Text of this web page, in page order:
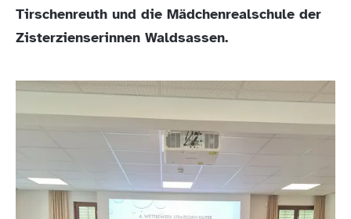
Tirschenreuth und die Mädchenrealschule der
Zisterzienserinnen Waldsassen.